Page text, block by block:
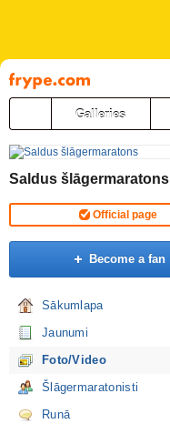
Pāriet
uz
saturu
Galleries
Saldus šlāgermaratons
Official page
Become a fan
Sākumlapa
Jaunumi
Foto/Video
Šlāgermaratonisti
Runā